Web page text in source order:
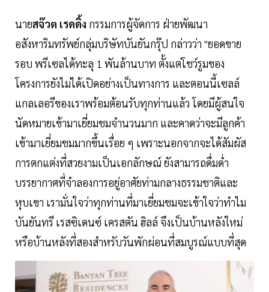
นายสจ๊วต เรดดิ้ง กรรมการผู้จัดการ ฝ่ายพัฒนา
อสังหาริมทรัพย์กลุ่มบริษัทบันยันกรุ๊ป กล่าวว่า "ยอดขาย
รอบ พรีเซลได้ทะลุ 1 พันล้านบาท ตั้งแต่โชว์รูมของ
โครงการยังไม่ได้เปิดอย่างเป็นทางการ และตอนนี้เซลล์
แกลเลอรีของเราพร้อมต้อนรับทุกท่านแล้ว โดยมีผู้สนใจ
นัดหมายเข้ามาเยี่ยมชมจำนวนมาก และคาดว่าจะมีลูกค้า
เข้ามาเยี่ยมชมมากขึ้นเรื่อย ๆ เพราะนอกจากจะได้สัมผัส
การตกแต่งที่สวยงามเป็นเอกลักษณ์ ยังสามารถดื่มด่ำ
บรรยากาศที่จำลองการอยู่อาศัยท่ามกลางธรรมชาติและ
หุบเขา เรามั่นใจว่าทุกท่านที่มาเยี่ยมชมจะเข้าใจว่าทำไม
บันยันทรี เรสซิเดนซ์ เครสตัน ฮิลล์ จึงเป็นบ้านหลังใหม่
หรือบ้านหลังที่สองสำหรับวันพักผ่อนที่สมบูรณ์แบบที่สุด